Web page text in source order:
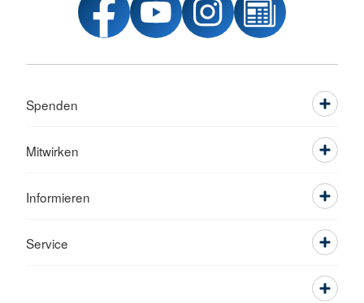
Spenden
Mitwirken
Informieren
Service